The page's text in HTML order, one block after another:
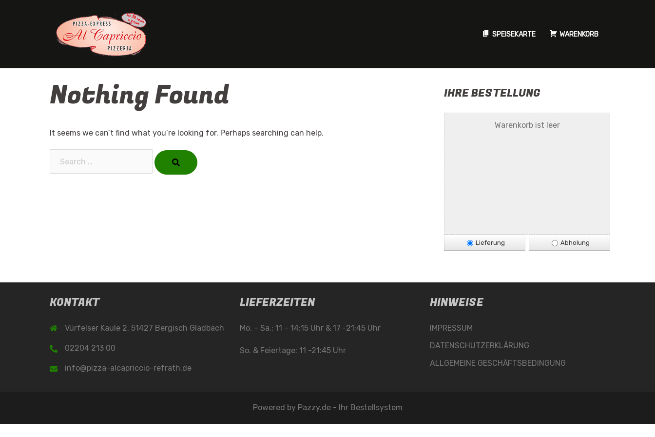
SPEISEKARTE WARENKORB
Nothing Found
It seems we can’t find what you’re looking for. Perhaps searching can help.
IHRE BESTELLUNG
Warenkorb ist leer
Lieferung Abholung
KONTAKT
Vürfelser Kaule 2, 51427 Bergisch Gladbach
02204 213 00
info@pizza-alcapriccio-refrath.de
LIEFERZEITEN
Mo. – Sa.: 11 – 14:15 Uhr & 17 -21:45 Uhr
So. & Feiertage: 11 -21:45 Uhr
HINWEISE
IMPRESSUM
DATENSCHUTZERKLÄRUNG
ALLGEMEINE GESCHÄFTSBEDINGUNG
Powered by Pazzy.de - Ihr Bestellsystem